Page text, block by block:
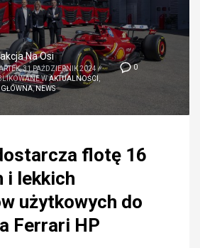
0
Na Osi
31 PAŹDZIERNIK 2024 /
WAKTUALNOŚCI ,
GŁÓWNA,NEWS
flotę 16
i lekkich
użytkowych do
Ferrari HP